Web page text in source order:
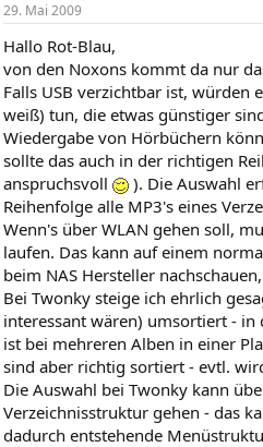
29. Mai 2009
Hallo Rot-Blau,
von den Noxons kommt da nur
Falls USB verzichtbar ist, würden
weiß) tun, die etwas günstiger
Wiedergabe von Hörbüchern
sollte das auch in der richtigen
anspruchsvoll
). Die Auswahl
Reihenfolge alle MP3's eines
Wenn's über WLAN gehen soll,
laufen. Das kann auf einem
beim NAS Hersteller
Bei Twonky steige ich ehrlich
interessant wären) umsortiert -
ist bei mehreren Alben in einer
sind aber richtig sortiert - evtl.
Die Auswahl bei Twonky kann
Verzeichnisstruktur gehen - das
dadurch entstehende